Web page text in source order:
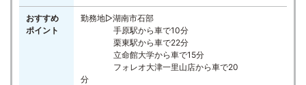
おすすめ
ポイント
勤務地▷湖南市石部
手原駅から車で10分
栗東駅から車で22分
立命館大学から車で15分
フォレオ大津一里山店から車で20
分